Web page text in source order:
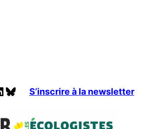
BlueskyS’inscrire à la newsletter